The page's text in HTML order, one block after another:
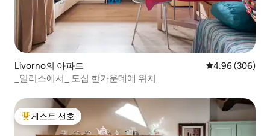
Livorno의 아파트 평점 4.96점(5
4.96 (306)
_일리스에서_ 도심 한가운데에 위치
상위 게스트 선호
게스트 선호